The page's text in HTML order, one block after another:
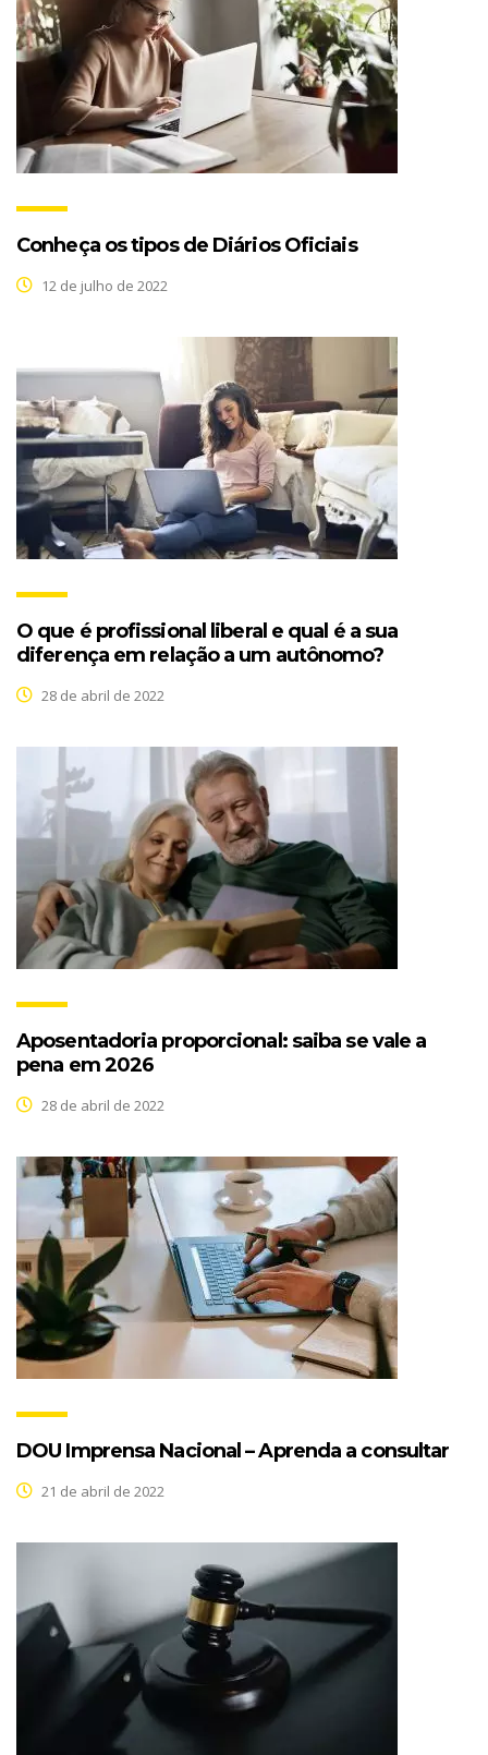
Conheça os tipos de Diários Oficiais
12 de julho de 2022
O que é profissional liberal e qual é a sua
diferença em relação a um autônomo?
28 de abril de 2022
Aposentadoria proporcional: saiba se vale a
pena em 2026
28 de abril de 2022
DOU Imprensa Nacional – Aprenda a consultar
21 de abril de 2022